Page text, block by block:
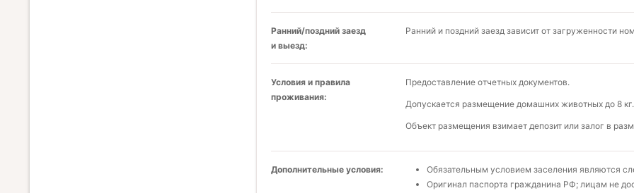
Ранний/поздний заезд
и выезд:
Ранний и поздний заезд зависит от загруженности
Условия и правила
проживания:
Предоставление отчетных документов.
Допускается размещение домашних животных до 8
Объект размещения взимает депозит или залог в
Дополнительные условия:
Обязательным условием заселения являются
Оригинал паспорта гражданина РФ; лицам не